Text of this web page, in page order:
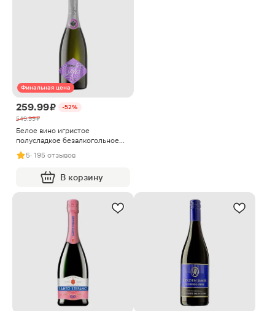
Финальная цена
259.99 ₽
-52%
549.99 ₽
Белое вино игристое
полусладкое безалкогольное
Abrau Light Zero 750мл
5· 195 отзывов
В корзину